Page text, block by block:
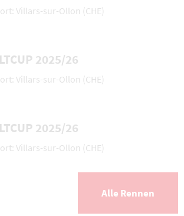
Villars-sur-Ollon (CHE)
2025/26
Villars-sur-Ollon (CHE)
2025/26
Villars-sur-Ollon (CHE)
Alle Rennen